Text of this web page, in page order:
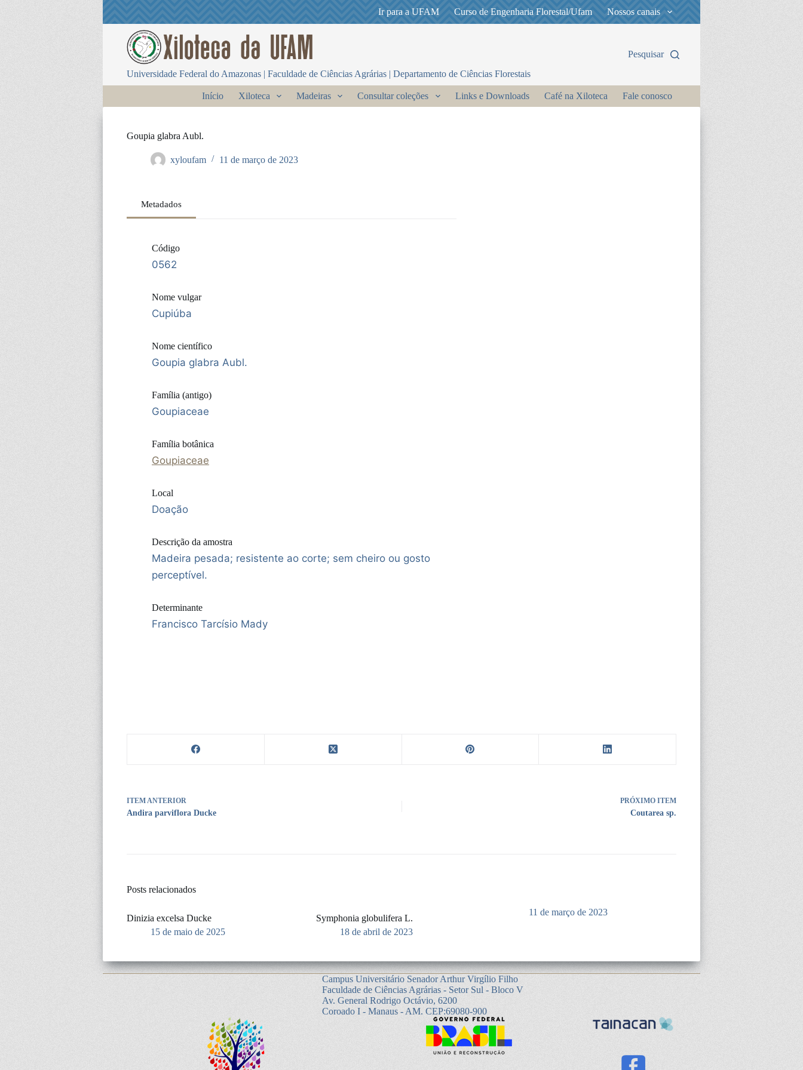
Ir para a UFAM Curso de Engenharia Florestal/Ufam Nossos canais
Universidade Federal do Amazonas | Faculdade de Ciências Agrárias | Departamento de Ciências Florestais
Pesquisar
Início Xiloteca Madeiras Consultar coleções Links e Downloads Café na Xiloteca Fale conosco
Goupia glabra Aubl.
xyloufam 11 de março de 2023
Metadados
Código
0562
Nome vulgar
Cupiúba
Nome científico
Goupia glabra Aubl.
Família (antigo)
Goupiaceae
Família botânica
Goupiaceae
Local
Doação
Descrição da amostra
Madeira pesada; resistente ao corte; sem cheiro ou gosto
perceptível.
Determinante
Francisco Tarcísio Mady
ITEM ANTERIOR
Andira parviflora Ducke
PRÓXIMO ITEM
Coutarea sp.
Posts relacionados
Dinizia excelsa Ducke
15 de maio de 2025
Symphonia globulifera L.
18 de abril de 2023
11 de março de 2023
Campus Universitário Senador Arthur Virgílio Filho
Faculdade de Ciências Agrárias - Setor Sul - Bloco V
Av. General Rodrigo Octávio, 6200
Coroado I - Manaus - AM. CEP:69080-900